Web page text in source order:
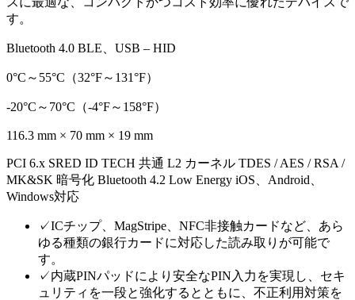
す。
Bluetooth 4.0 BLE、USB – HID
0°C～55°C（32°F～131°F）
-20°C～70°C（-4°F～158°F）
116.3 mm × 70 mm × 19 mm
PCI 6.x SRED ID TECH 共通 L2 カーネル TDES / AES / RSA /
MK&SK 暗号化 Bluetooth 4.2 Low Energy iOS、Android、
Windows対応
✓ICチップ、MagStripe、NFC非接触カードなど、あら
ゆる種類の銀行カードに対応した読み取りが可能で
す。
✓内蔵PINパッドにより安全なPIN入力を実現し、セキ
ュリティを一段と強化するとともに、不正利用対策を